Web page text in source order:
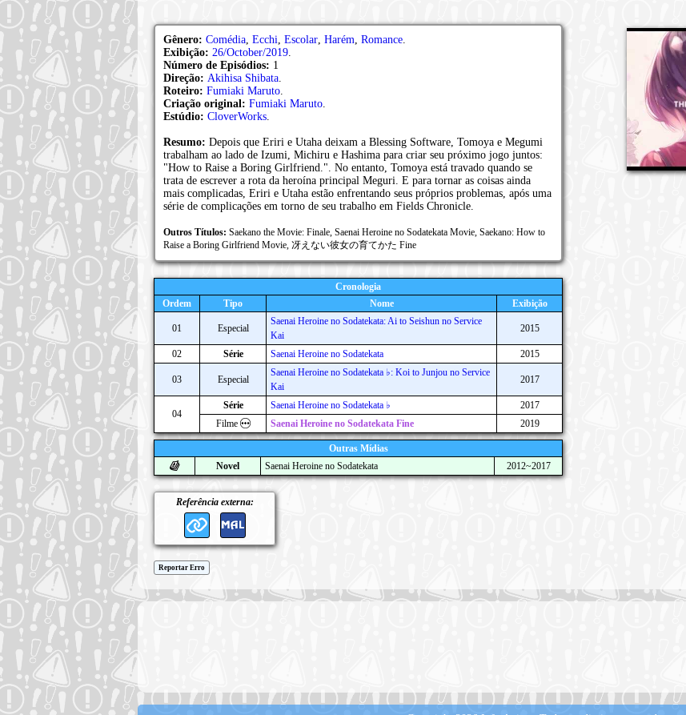
Gênero: Comédia, Ecchi, Escolar, Harém, Romance.
Exibição: 26/October/2019.
Número de Episódios: 1
Direção: Akihisa Shibata.
Roteiro: Fumiaki Maruto.
Criação original: Fumiaki Maruto.
Estúdio: CloverWorks.
Resumo: Depois que Eriri e Utaha deixam a Blessing Software, Tomoya e Megumi
trabalham ao lado de Izumi, Michiru e Hashima para criar seu próximo jogo juntos:
"How to Raise a Boring Girlfriend.". No entanto, Tomoya está travado quando se
trata de escrever a rota da heroína principal Meguri. E para tornar as coisas ainda
mais complicadas, Eriri e Utaha estão enfrentando seus próprios problemas, após uma
série de complicações em torno de seu trabalho em Fields Chronicle.
Outros Títulos: Saekano the Movie: Finale, Saenai Heroine no Sodatekata Movie, Saekano: How to
Raise a Boring Girlfriend Movie, 冴えない彼女の育てかた Fine
Cronologia
Ordem
Tipo Nome Exibição
01 Especial
Saenai Heroine no Sodatekata: Ai to Seishun no Service
Kai
2015
02 Série Saenai Heroine no Sodatekata 2015
03 Especial
Saenai Heroine no Sodatekata ♭: Koi to Junjou no Service
Kai
2017
04
Série Saenai Heroine no Sodatekata ♭
2017
Filme
Saenai Heroine no Sodatekata Fine 2019
Outras Mídias
Novel
Saenai Heroine no Sodatekata 2012~2017
Referência externa:
Reportar Erro